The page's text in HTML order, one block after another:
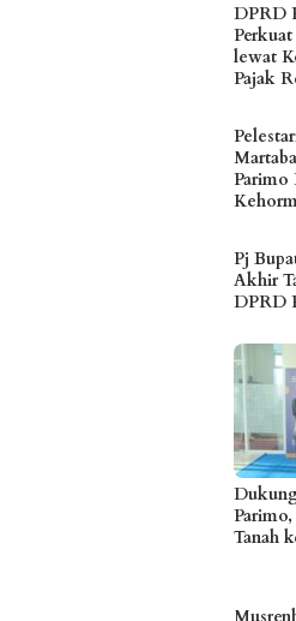
DPRD
lewat
Pajak
Parimo
Pj
Akhir
DPRD
Tanah